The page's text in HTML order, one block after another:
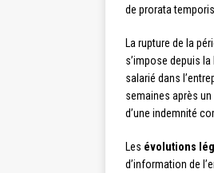
de prorata temporis.
La rupture de la
s’impose depuis
salarié dans
semaines après
d’une indemnité
Les évolutions
d’information de